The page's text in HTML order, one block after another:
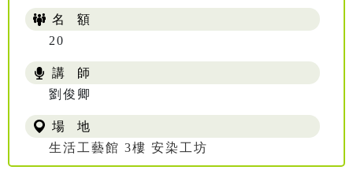
名 額
20
講 師
劉俊卿
場 地
生活工藝館 3樓 安染工坊